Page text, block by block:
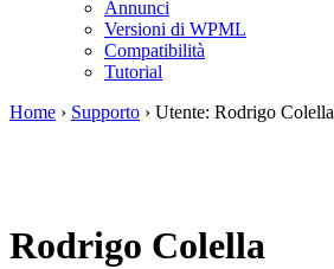
Annunci
Versioni di WPML
Compatibilità
Tutorial
Home › Supporto › Utente: Rodrigo Colella
Rodrigo Colella